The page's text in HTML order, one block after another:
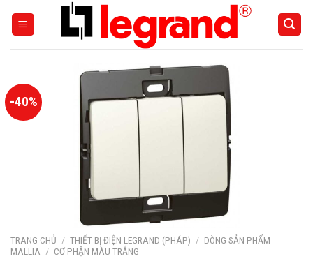
-40%
TRANG CHỦ / THIẾT BỊ ĐIỆN LEGRAND (PHÁP) / DÒNG SẢN PHẨM
MALLIA / CƠ PHẬN MÀU TRẮNG